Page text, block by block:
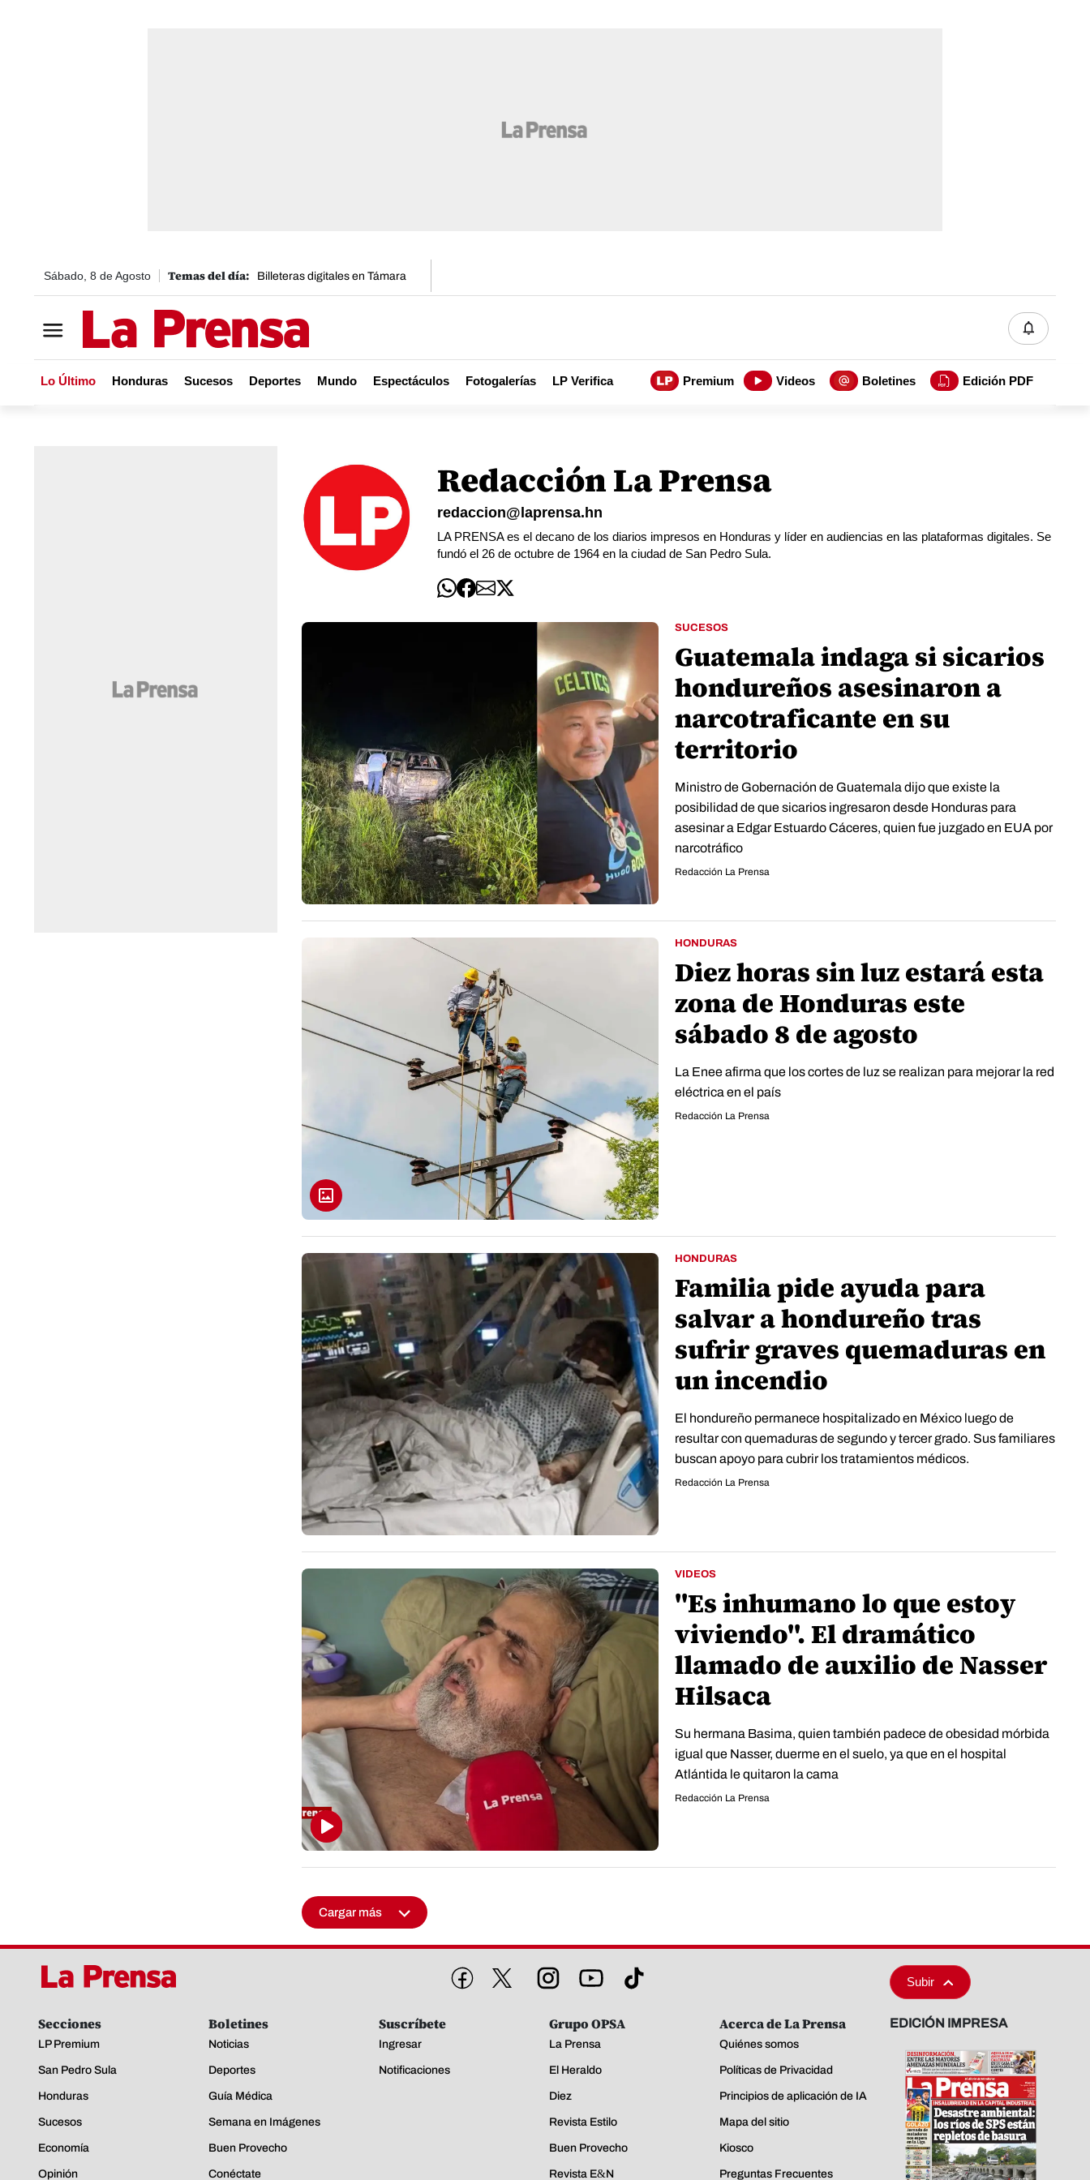
Sábado, 8 de Agosto Billeteras digitales en Támara
Lo Último Honduras Sucesos Deportes Mundo Espectáculos Fotogalerías LP Verifica Premium Videos Boletines Edición PDF
Redacción La Prensa
redaccion@laprensa.hn
LA PRENSA es el decano de los diarios impresos en Honduras y líder en audiencias en las plataformas digitales. Se
fundó el 26 de octubre de 1964 en la ciudad de San Pedro Sula.
SUCESOS
Guatemala indaga si sicarios
hondureños asesinaron a
narcotraficante en su
territorio
Ministro de Gobernación de Guatemala dijo que existe la
posibilidad de que sicarios ingresaron desde Honduras para
asesinar a Edgar Estuardo Cáceres, quien fue juzgado en EUA por
narcotráfico
Redacción La Prensa
HONDURAS
Diez horas sin luz estará esta
zona de Honduras este
sábado 8 de agosto
La Enee afirma que los cortes de luz se realizan para mejorar la red
eléctrica en el país
Redacción La Prensa
HONDURAS
Familia pide ayuda para
salvar a hondureño tras
sufrir graves quemaduras en
un incendio
El hondureño permanece hospitalizado en México luego de
resultar con quemaduras de segundo y tercer grado. Sus familiares
buscan apoyo para cubrir los tratamientos médicos.
Redacción La Prensa
VIDEOS
"Es inhumano lo que estoy
viviendo". El dramático
llamado de auxilio de Nasser
Hilsaca
Su hermana Basima, quien también padece de obesidad mórbida
igual que Nasser, duerme en el suelo, ya que en el hospital
Atlántida le quitaron la cama
Redacción La Prensa
Cargar más
Subir
Secciones
LP Premium
San Pedro Sula
Honduras
Sucesos
Economía
Opinión
Boletines
Noticias
Deportes
Guía Médica
Semana en Imágenes
Buen Provecho
Conéctate
Suscríbete
Ingresar
Notificaciones
Grupo OPSA
La Prensa
El Heraldo
Diez
Revista Estilo
Buen Provecho
Revista E&N
Acerca de La Prensa
Quiénes somos
Políticas de Privacidad
Principios de aplicación de IA
Mapa del sitio
Kiosco
Preguntas Frecuentes
EDICIÓN IMPRESA